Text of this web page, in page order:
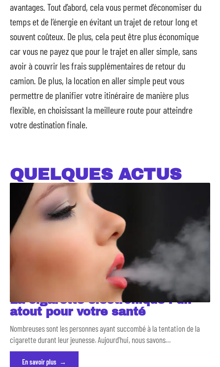
avantages. Tout d’abord, cela vous permet d’économiser du
temps et de l’énergie en évitant un trajet de retour long et
souvent coûteux. De plus, cela peut être plus économique
car vous ne payez que pour le trajet en aller simple, sans
avoir à couvrir les frais supplémentaires de retour du
camion. De plus, la location en aller simple peut vous
permettre de planifier votre itinéraire de manière plus
flexible, en choisissant la meilleure route pour atteindre
votre destination finale.
QUELQUES ACTUS
La cigarette électronique : un
atout pour votre santé
Nombreuses sont les personnes ayant succombé à la tentation de la
cigarette durant leur jeunesse. Aujourd'hui, nous savons…
En savoir plus